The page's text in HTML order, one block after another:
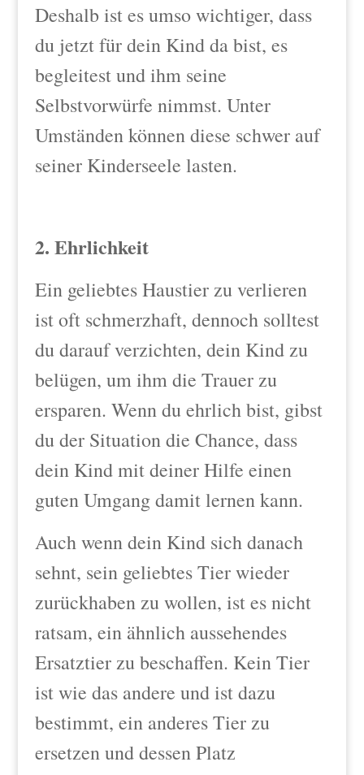
Deshalb ist es umso wichtiger, dass
du jetzt für dein Kind da bist, es
begleitest und ihm seine
Selbstvorwürfe nimmst. Unter
Umständen können diese schwer auf
seiner Kinderseele lasten.
2. Ehrlichkeit
Ein geliebtes Haustier zu verlieren
ist oft schmerzhaft, dennoch solltest
du darauf verzichten, dein Kind zu
belügen, um ihm die Trauer zu
ersparen. Wenn du ehrlich bist, gibst
du der Situation die Chance, dass
dein Kind mit deiner Hilfe einen
guten Umgang damit lernen kann.
Auch wenn dein Kind sich danach
sehnt, sein geliebtes Tier wieder
zurückhaben zu wollen, ist es nicht
ratsam, ein ähnlich aussehendes
Ersatztier zu beschaffen. Kein Tier
ist wie das andere und ist dazu
bestimmt, ein anderes Tier zu
ersetzen und dessen Platz